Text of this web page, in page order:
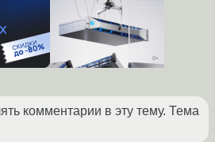
комментарии в эту тему. Тема